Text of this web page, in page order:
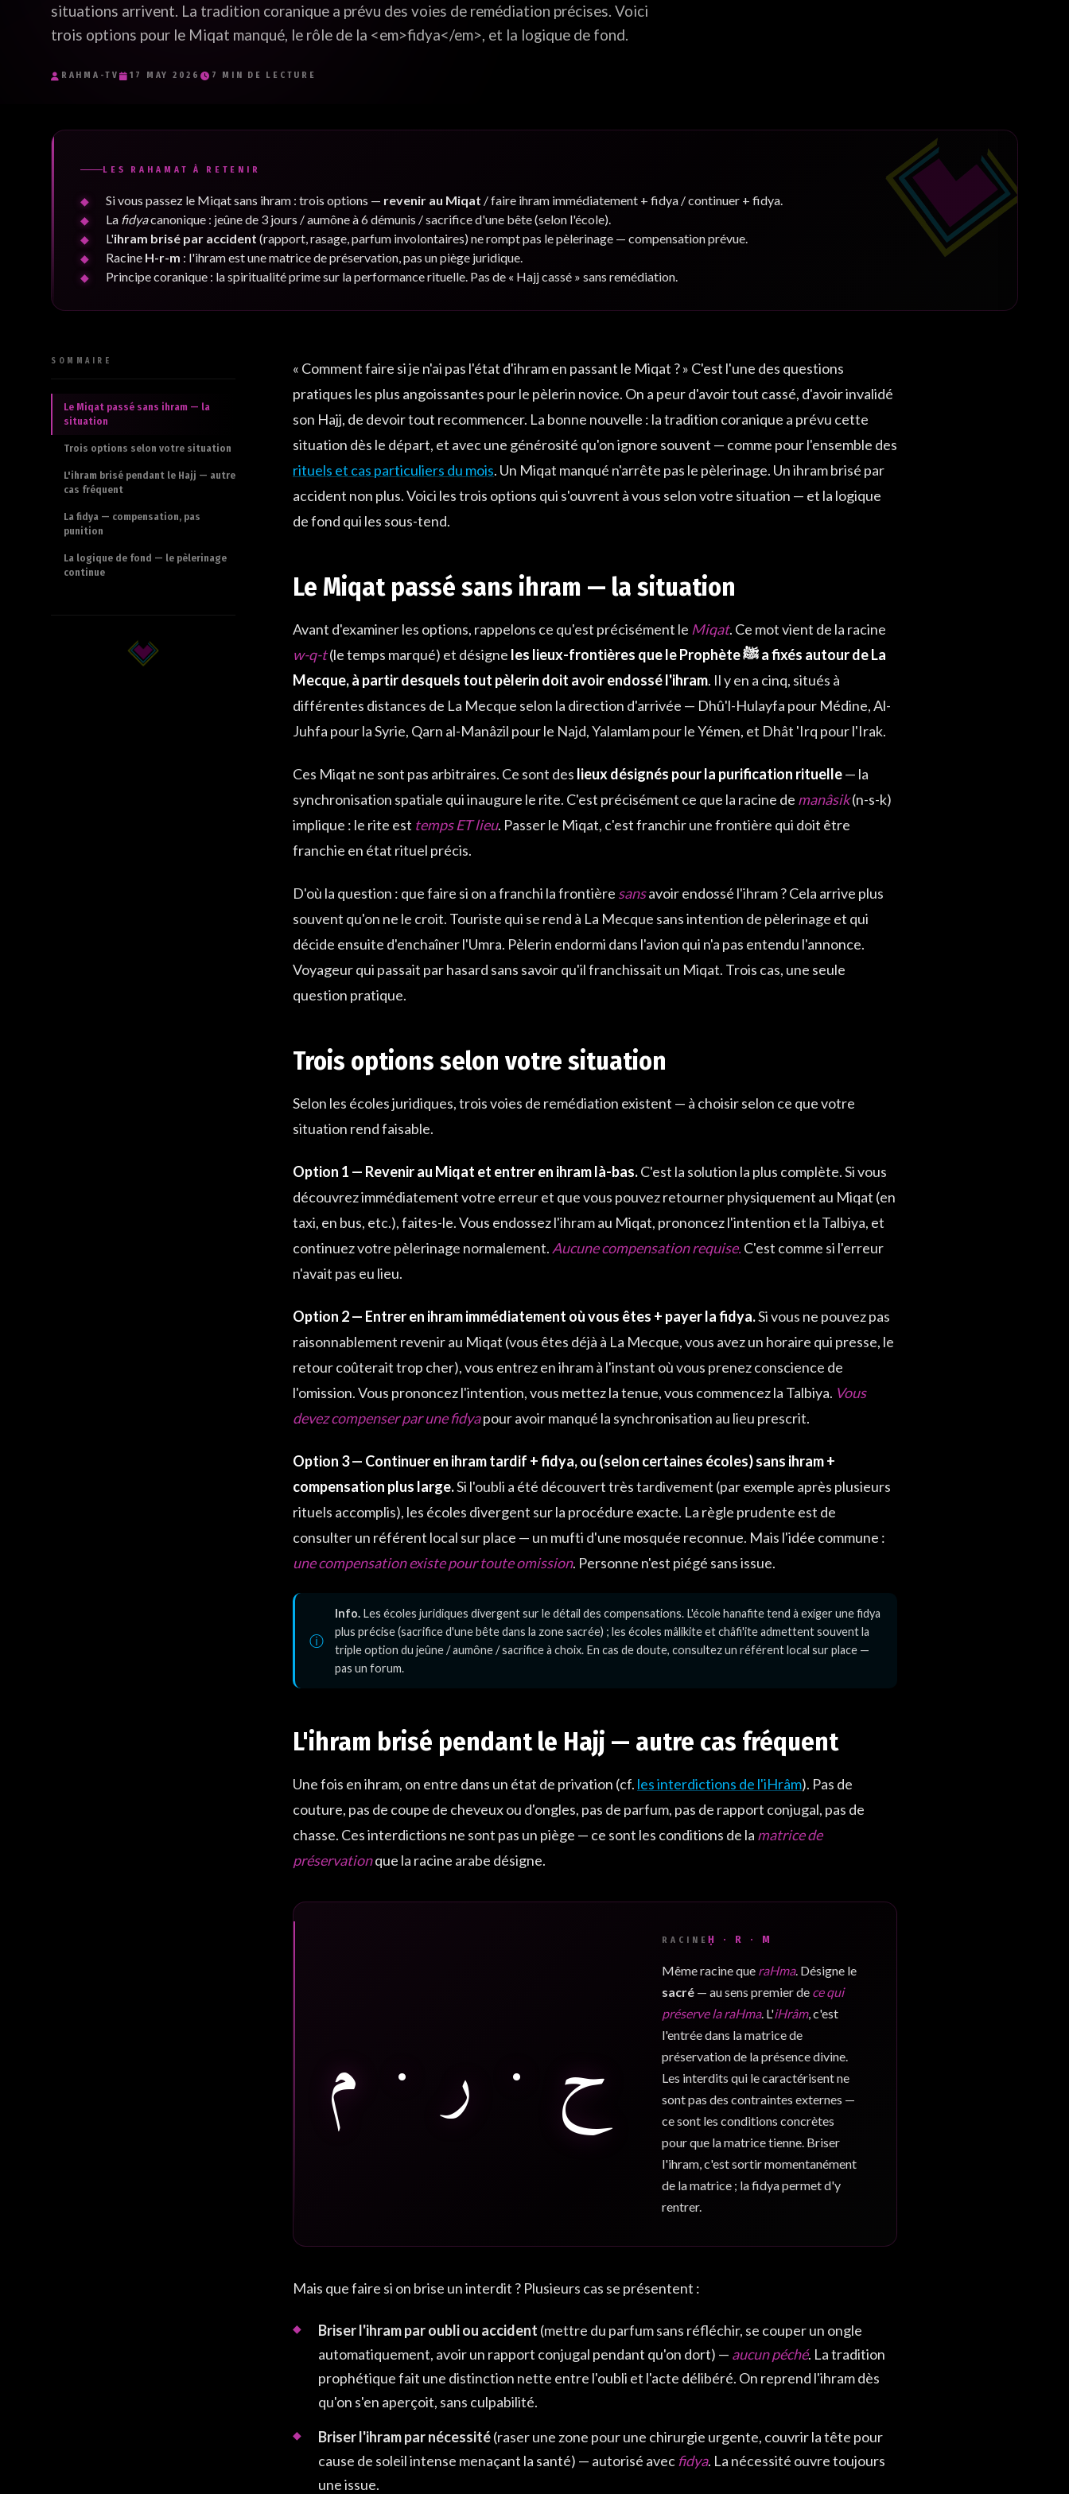
situations arrivent. La tradition coranique a prévu des voies de remédiation précises. Voici
trois options pour le Miqat manqué, le rôle de la <em>fidya</em>, et la logique de fond.
RAHMA-TV 17 MAY 2026 7 MIN DE LECTURE
LES RAHAMAT À RETENIR
Si vous passez le Miqat sans ihram : trois options — revenir au Miqat / faire ihram immédiatement + fidya / continuer + fidya.
La fidyacanonique : jeûne de 3 jours / aumône à 6 démunis / sacrifice d'une bête (selon l'école).
L'ihram brisé par accident (rapport, rasage, parfum involontaires) ne rompt pas le pèlerinage — compensation prévue.
Racine H-r-m : l'ihram est une matrice de préservation, pas un piège juridique.
Principe coranique : la spiritualité prime sur la performance rituelle. Pas de « Hajj cassé » sans remédiation.
SOMMAIRE
Le Miqat passé sans ihram — la
situation
Trois options selon votre situation
L'ihram brisé pendant le Hajj — autre
cas fréquent
La fidya — compensation, pas
punition
La logique de fond — le pèlerinage
continue
« Comment faire si je n'ai pas l'état d'ihram en passant le Miqat ? » C'est l'une des questions
pratiques les plus angoissantes pour le pèlerin novice. On a peur d'avoir tout cassé, d'avoir invalidé
son Hajj, de devoir tout recommencer. La bonne nouvelle : la tradition coranique a prévu cette
situation dès le départ, et avec une générosité qu'on ignore souvent — comme pour l'ensemble des
rituels et cas particuliers du mois. Un Miqat manqué n'arrête pas le pèlerinage. Un ihram brisé par
accident non plus. Voici les trois options qui s'ouvrent à vous selon votre situation — et la logique
de fond qui les sous-tend.
Le Miqat passé sans ihram — la situation
Avant d'examiner les options, rappelons ce qu'est précisément le Miqat. Ce mot vient de la racine
w-q-t(le temps marqué) et désigne les lieux-frontières que le Prophète ﷺ a fixés autour de La
Mecque, à partir desquels tout pèlerin doit avoir endossé l'ihram. Il y en a cinq, situés à
différentes distances de La Mecque selon la direction d'arrivée — Dhû'l-Hulayfa pour Médine, Al-
Juhfa pour la Syrie, Qarn al-Manâzil pour le Najd, Yalamlam pour le Yémen, et Dhât 'Irq pour l'Irak.
Ces Miqat ne sont pas arbitraires. Ce sont des lieux désignés pour la purification rituelle— la
synchronisation spatiale qui inaugure le rite. C'est précisément ce que la racine de manâsik(n-s-k)
implique : le rite est temps ET lieu. Passer le Miqat, c'est franchir une frontière qui doit être
franchie en état rituel précis.
D'où la question : que faire si on a franchi la frontière sansavoir endossé l'ihram ? Cela arrive plus
souvent qu'on ne le croit. Touriste qui se rend à La Mecque sans intention de pèlerinage et qui
décide ensuite d'enchaîner l'Umra. Pèlerin endormi dans l'avion qui n'a pas entendu l'annonce.
Voyageur qui passait par hasard sans savoir qu'il franchissait un Miqat. Trois cas, une seule
question pratique.
Trois options selon votre situation
Selon les écoles juridiques, trois voies de remédiation existent — à choisir selon ce que votre
situation rend faisable.
Option 1 — Revenir au Miqat et entrer en ihram là-bas.C'est la solution la plus complète. Si vous
découvrez immédiatement votre erreur et que vous pouvez retourner physiquement au Miqat (en
taxi, en bus, etc.), faites-le. Vous endossez l'ihram au Miqat, prononcez l'intention et la Talbiya, et
continuez votre pèlerinage normalement. Aucune compensation requise.C'est comme si l'erreur
n'avait pas eu lieu.
Option 2 — Entrer en ihram immédiatement où vous êtes + payer la fidya.Si vous ne pouvez pas
raisonnablement revenir au Miqat (vous êtes déjà à La Mecque, vous avez un horaire qui presse, le
retour coûterait trop cher), vous entrez en ihram à l'instant où vous prenez conscience de
l'omission. Vous prononcez l'intention, vous mettez la tenue, vous commencez la Talbiya. Vous
devez compenser par une fidyapour avoir manqué la synchronisation au lieu prescrit.
Option 3 — Continuer en ihram tardif + fidya, ou (selon certaines écoles) sans ihram +
compensation plus large.Si l'oubli a été découvert très tardivement (par exemple après plusieurs
rituels accomplis), les écoles divergent sur la procédure exacte. La règle prudente est de
consulter un référent local sur place — un mufti d'une mosquée reconnue. Mais l'idée commune :
une compensation existe pour toute omission. Personne n'est piégé sans issue.
Info. Les écoles juridiques divergent sur le détail des compensations. L'école hanafite tend à exiger une fidya
plus précise (sacrifice d'une bête dans la zone sacrée) ; les écoles mâlikite et châfi'ite admettent souvent la
triple option du jeûne / aumône / sacrifice à choix. En cas de doute, consultez un référent local sur place —
pas un forum.
L'ihram brisé pendant le Hajj — autre cas fréquent
Une fois en ihram, on entre dans un état de privation (cf. les interdictions de l'iHrâm). Pas de
couture, pas de coupe de cheveux ou d'ongles, pas de parfum, pas de rapport conjugal, pas de
chasse. Ces interdictions ne sont pas un piège — ce sont les conditions de la matrice de
préservationque la racine arabe désigne.
ح · ر · م
RACINE Ḥ · R · M
Même racine que raHma. Désigne le
sacré — au sens premier de ce qui
préserve la raHma. L'iHrâm, c'est
l'entrée dans la matrice de
préservation de la présence divine.
Les interdits qui le caractérisent ne
sont pas des contraintes externes —
ce sont les conditions concrètes
pour que la matrice tienne. Briser
l'ihram, c'est sortir momentanément
de la matrice ; la fidya permet d'y
rentrer.
Mais que faire si on brise un interdit ? Plusieurs cas se présentent :
Briser l'ihram par oubli ou accident (mettre du parfum sans réfléchir, se couper un ongle
automatiquement, avoir un rapport conjugal pendant qu'on dort) — aucun péché. La tradition
prophétique fait une distinction nette entre l'oubli et l'acte délibéré. On reprend l'ihram dès
qu'on s'en aperçoit, sans culpabilité.
Briser l'ihram par nécessité(raser une zone pour une chirurgie urgente, couvrir la tête pour
cause de soleil intense menaçant la santé) — autorisé avec fidya. La nécessité ouvre toujours
une issue.
Je souhaite recevoir les e-mails inspirants de RaHma-TV et j'accepte la
politique de confidentialité. *